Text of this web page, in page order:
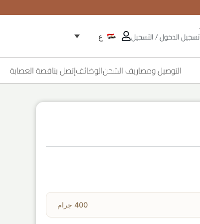
تسجيل الدخول / التسجيل ع
التوصيل ومصاريف الشحنالوظائفإتصل بناقصة العصابة
400 جرام